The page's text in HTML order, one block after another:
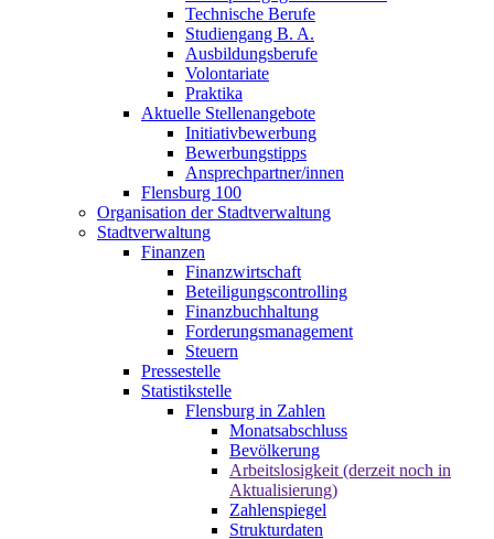
Technische Berufe
Studiengang B. A.
Ausbildungsberufe
Volontariate
Praktika
Aktuelle Stellenangebote
Initiativbewerbung
Bewerbungstipps
Ansprechpartner/innen
Flensburg 100
Organisation der Stadtverwaltung
Stadtverwaltung
Finanzen
Finanzwirtschaft
Beteiligungscontrolling
Finanzbuchhaltung
Forderungsmanagement
Steuern
Pressestelle
Statistikstelle
Flensburg in Zahlen
Monatsabschluss
Bevölkerung
Arbeitslosigkeit (derzeit noch in
Aktualisierung)
Zahlenspiegel
Strukturdaten